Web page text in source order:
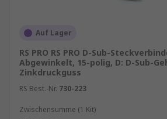
Auf Lager
RS PRO RS PRO D-Sub-
Abgewinkelt, 15-polig, D: D-Sub-
Zinkdruckguss
RS Best.-Nr. 730-223
Zwischensumme (1 Kit)